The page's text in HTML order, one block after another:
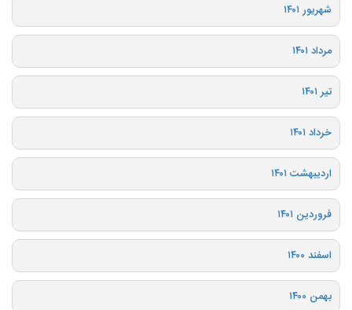
شهریور ۱۴۰۱
مرداد ۱۴۰۱
تیر ۱۴۰۱
خرداد ۱۴۰۱
اردیبهشت ۱۴۰۱
فروردین ۱۴۰۱
اسفند ۱۴۰۰
بهمن ۱۴۰۰